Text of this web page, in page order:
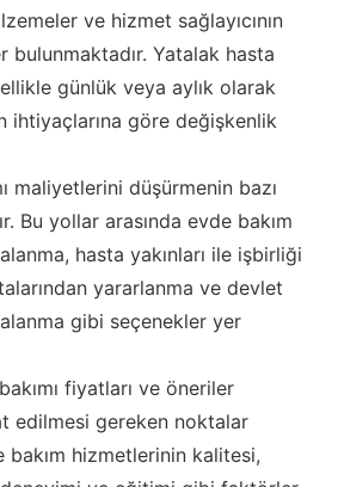
ve hizmet sağlayıcının
bulunmaktadır. Yatalak hasta
günlük veya aylık olarak
ihtiyaçlarına göre değişkenlik
maliyetlerini düşürmenin bazı
Bu yollar arasında evde bakım
hasta yakınları ile işbirliği
yararlanma ve devlet
gibi seçenekler yer
fiyatları ve öneriler
edilmesi gereken noktalar
bakım hizmetlerinin kalitesi,